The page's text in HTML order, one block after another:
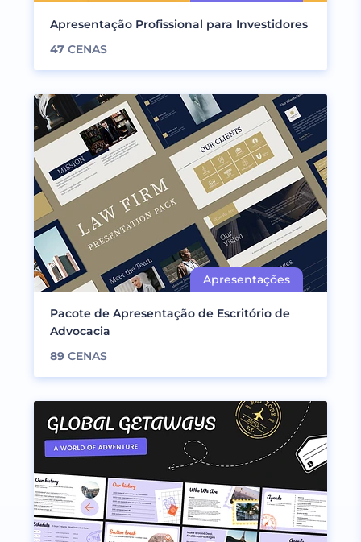
Apresentação Profissional para Investidores
47 CENAS
Pacote de Apresentação de Escritório de
Advocacia
89 CENAS